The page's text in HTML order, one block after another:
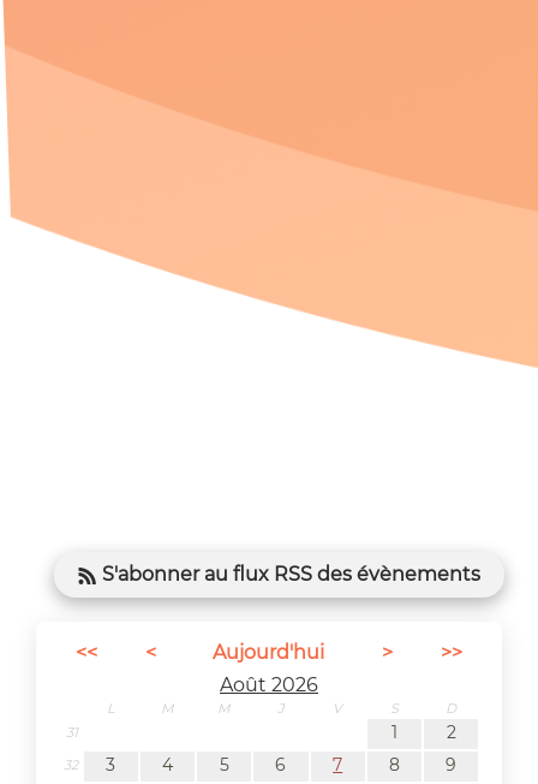
S'abonner au flux RSS des évènements
<< < Aujourd'hui >
>>
Août 2026
L M M J V S
D
31
1 2
32 3 4 5 6 7 8 9